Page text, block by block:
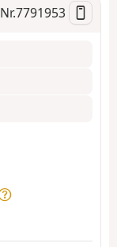
Nr.7791953